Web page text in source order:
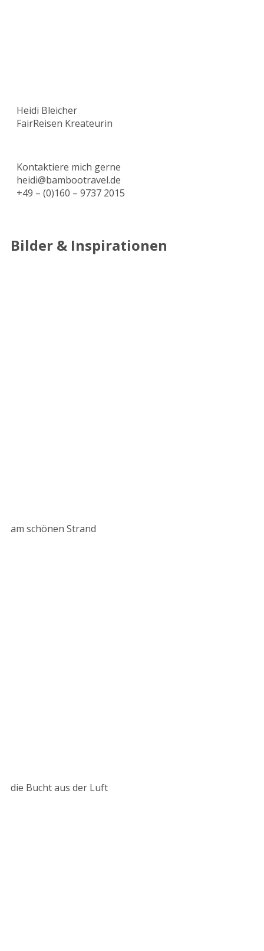
Heidi Bleicher
FairReisen Kreateurin
Kontaktiere mich gerne
heidi@bambootravel.de
+49 – (0)160 – 9737 2015
Bilder & Inspirationen
am schönen Strand
die Bucht aus der Luft